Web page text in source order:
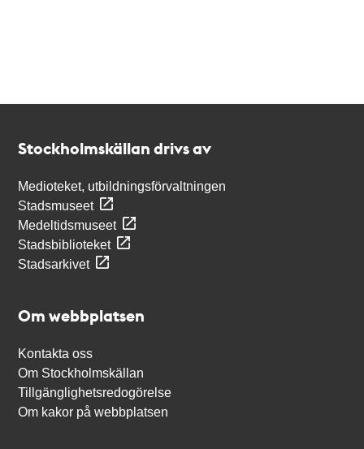
Stockholmskällan drivs av
Medioteket, utbildningsförvaltningen
Stadsmuseet
Medeltidsmuseet
Stadsbiblioteket
Stadsarkivet
Om webbplatsen
Kontakta oss
Om Stockholmskällan
Tillgänglighetsredogörelse
Om kakor på webbplatsen